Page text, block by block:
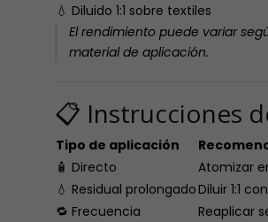
💧 Diluido 1:1 sobre textiles
El rendimiento puede variar
material de aplicación.
📋 Instrucciones
Tipo de aplicación
🧴 Directo
Atomizar
💧 Residual prolongadoDiluir 1:1
🔁 Frecuencia
Reaplicar